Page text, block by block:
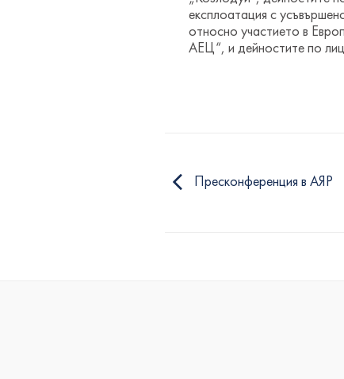
експлоатация с
относно участието в
АЕЦ“, и дейностите по
Пресконференция в АЯР